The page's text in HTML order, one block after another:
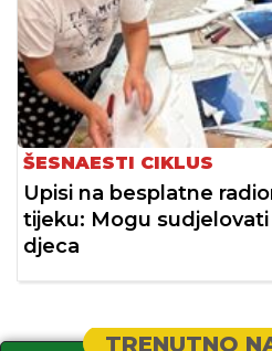
ŠESNAESTI CIKLUS
Upisi na besplatne
tijeku: Mogu
djeca
TRENUTNO